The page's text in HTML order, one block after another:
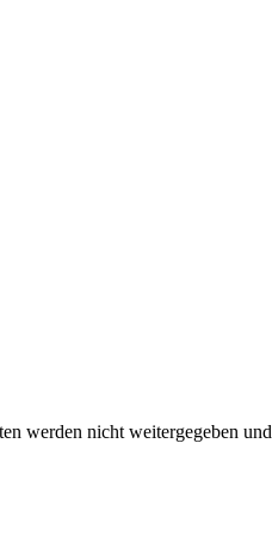
werden nicht weitergegeben